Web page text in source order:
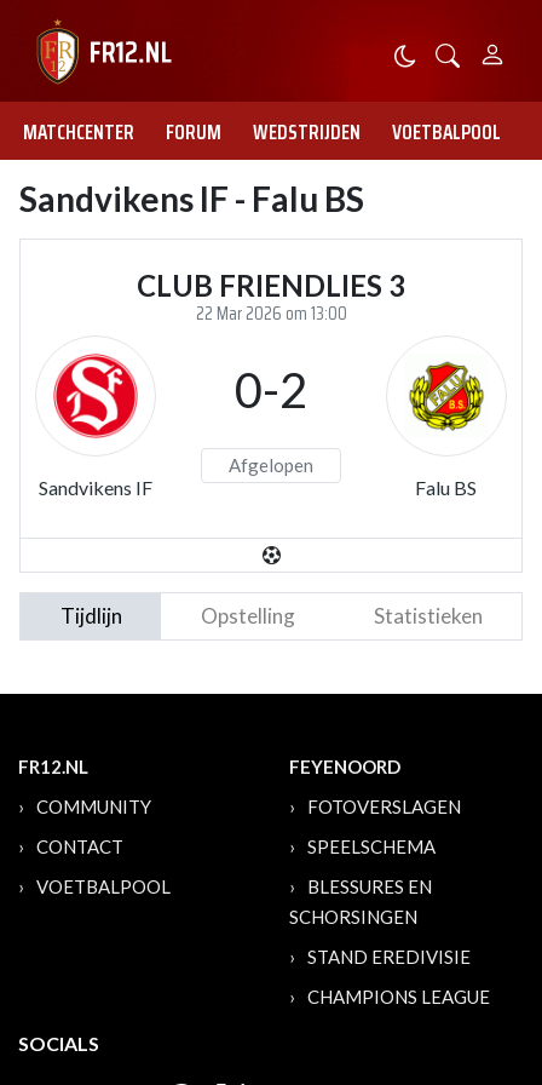
MATCHCENTER FORUM WEDSTRIJDEN VOETBALPOOL
Sandvikens IF - Falu BS
CLUB FRIENDLIES 3
22 Mar 2026 om 13:00
Sandvikens IF
0-2
Afgelopen
Falu BS
Tijdlijn Opstelling Statistieken
FR12.NL
COMMUNITY
CONTACT
VOETBALPOOL
FEYENOORD
FOTOVERSLAGEN
SPEELSCHEMA
BLESSURES EN
SCHORSINGEN
STAND EREDIVISIE
CHAMPIONS LEAGUE
SOCIALS